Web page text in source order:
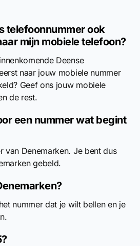
telefoonnummer ook
mijn mobiele telefoon?
Deense
naar jouw mobiele nummer
Geef ons jouw mobiele
de rest.
een nummer wat begint
van Denemarken. Je bent dus
gebeld.
nummer dat je wilt bellen en je